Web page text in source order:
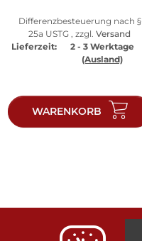
Differenzbesteuerung nach §
25a USTG , zzgl. Versand
Lieferzeit:
2 - 3 Werktage
(Ausland)
WARENKORB